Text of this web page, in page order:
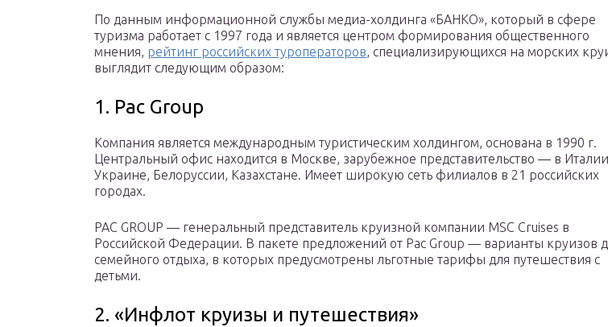
По данным информационной службы медиа-холдинга «БАНКО», который в сфере
туризма работает с 1997 года и является центром формирования общественного
мнения, рейтинг российских туроператоров, специализирующихся на морских
выглядит следующим образом:
1. Pac Group
Компания является международным туристическим холдингом, основана в 1990 г.
Центральный офис находится в Москве, зарубежное представительство — в
Украине, Белоруссии, Казахстане. Имеет широкую сеть филиалов в 21 российских
городах.
PAC GROUP — генеральный представитель круизной компании MSC Cruises в
Российской Федерации. В пакете предложений от Pac Group — варианты круизов
семейного отдыха, в которых предусмотрены льготные тарифы для путешествия с
детьми.
2. «Инфлот круизы и путешествия»